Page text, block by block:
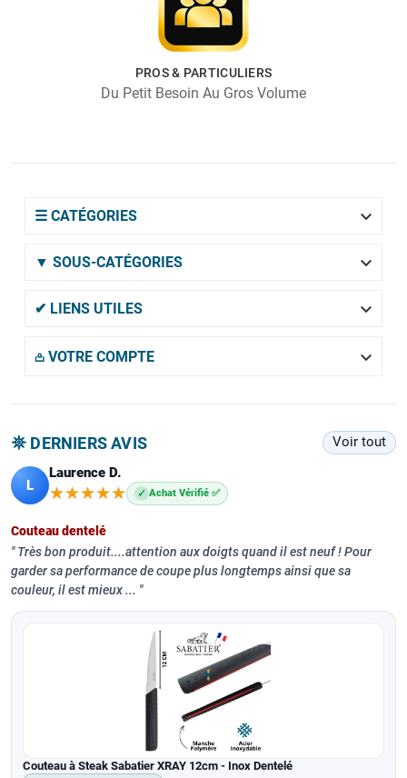
PROS & PARTICULIERS
Du Petit Besoin Au Gros Volume
☰ CATÉGORIES 
▼ SOUS-CATÉGORIES 
✔ LIENS UTILES 
𖡌 VOTRE COMPTE 
𖤓 DERNIERS AVIS Voir tout
L
Laurence D.
★★★★★
★★★★★ ✓ Achat Vérifié ✅
Couteau dentelé
Très bon produit....attention aux doigts quand il est neuf ! Pour
garder sa performance de coupe plus longtemps ainsi que sa
couleur, il est mieux ...
Couteau à Steak Sabatier XRAY 12cm - Inox Dentelé